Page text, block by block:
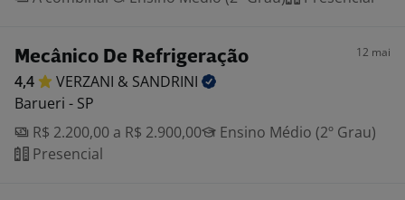
Mecânico De Refrigeração 12 mai
4,4 VERZANI & SANDRINI
Barueri - SP
R$ 2.200,00 a R$ 2.900,00
Ensino Médio (2º Grau)
Presencial